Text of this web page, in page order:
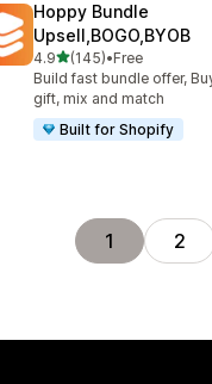
Hoppy Bundle
Upsell,BOGO,BYOB
4.95つ星中
(145)
合計レビュー数：145件
•Free
Build fast bundle offer,
gift, mix and match
Built for Shopify
1 2